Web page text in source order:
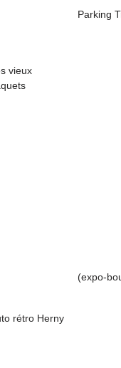
Parking
vieux
(expo-
rétro Herny